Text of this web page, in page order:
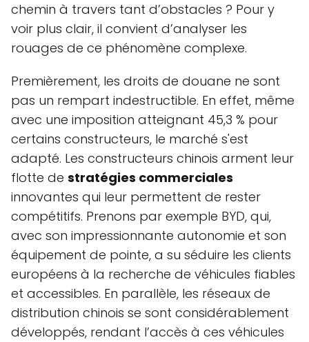
chemin à travers tant d’obstacles ? Pour y
voir plus clair, il convient d’analyser les
rouages de ce phénomène complexe.
Premièrement, les droits de douane ne sont
pas un rempart indestructible. En effet, même
avec une imposition atteignant 45,3 % pour
certains constructeurs, le marché s'est
adapté. Les constructeurs chinois arment leur
flotte de stratégies commerciales
innovantes qui leur permettent de rester
compétitifs. Prenons par exemple BYD, qui,
avec son impressionnante autonomie et son
équipement de pointe, a su séduire les clients
européens à la recherche de véhicules fiables
et accessibles. En parallèle, les réseaux de
distribution chinois se sont considérablement
développés, rendant l’accès à ces véhicules